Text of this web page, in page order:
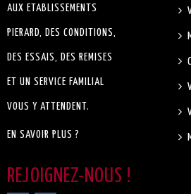
AUX ETABLISSEMENTS
PIERARD, DES CONDITIONS,
DES ESSAIS, DES REMISES
ET UN SERVICE FAMILIAL
VOUS Y ATTENDENT.
EN SAVOIR PLUS ?